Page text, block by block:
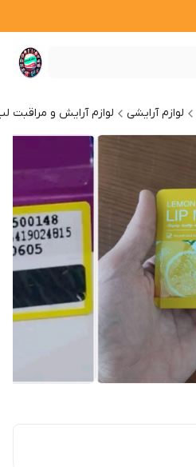
لوازم آرایشی لوازم آرایش و مراقبت